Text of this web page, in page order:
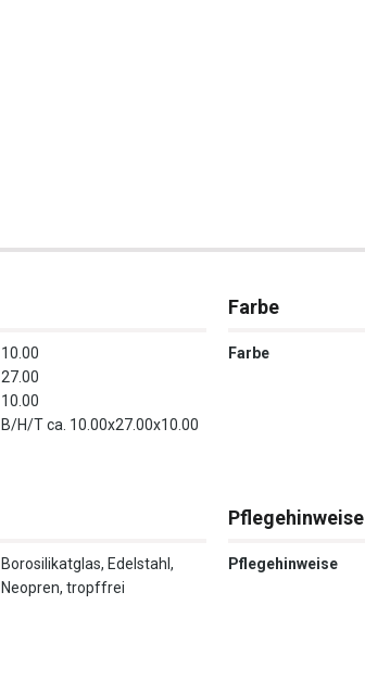
10.00
27.00
10.00
B/H/T ca. 10.00x27.00x10.00
Farbe
Farbe
Borosilikatglas, Edelstahl,
Neopren, tropffrei
Pflegehinweise
Pflegehinweise